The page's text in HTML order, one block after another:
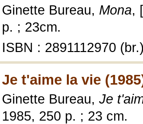
Ginette Bureau, Mona,
p. ; 23cm.
ISBN : 2891112970
Je t'aime la vie
Ginette Bureau, Je
1985, 250 p. ; 23 cm.